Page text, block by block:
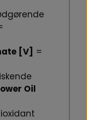
[V] =
Oil